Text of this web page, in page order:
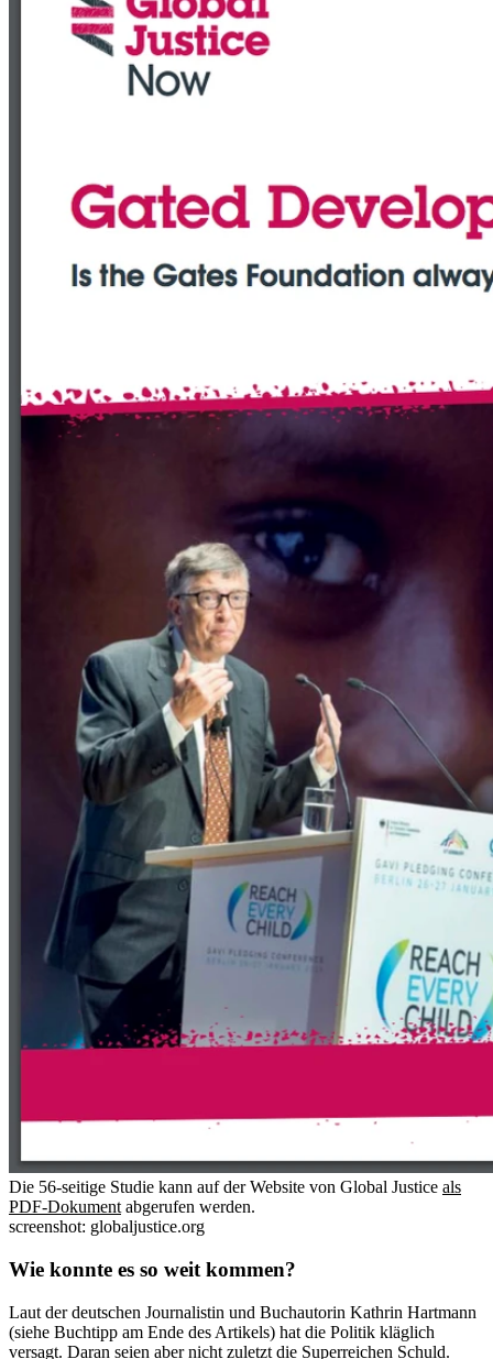
Die 56-seitige Studie kann auf der Website von Global Justice als
PDF-Dokument abgerufen werden.
screenshot: globaljustice.org
Wie konnte es so weit kommen?
Laut der deutschen Journalistin und Buchautorin Kathrin Hartmann
(siehe Buchtipp am Ende des Artikels) hat die Politik kläglich
versagt. Daran seien aber nicht zuletzt die Superreichen Schuld.